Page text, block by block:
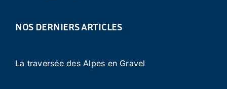
NOS DERNIERS ARTICLES
La traversée des Alpes en Gravel